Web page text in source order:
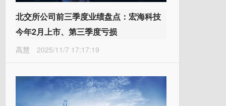
北交所公司前三季度业绩盘点：宏海科技
今年2月上市、第三季度亏损
高慧 2025/11/7 17:17:19